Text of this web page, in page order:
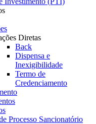
Diretas
Back
Dispensa e
Inexigibilidade
Termo de
Credenciamento
Processo Sancionatório